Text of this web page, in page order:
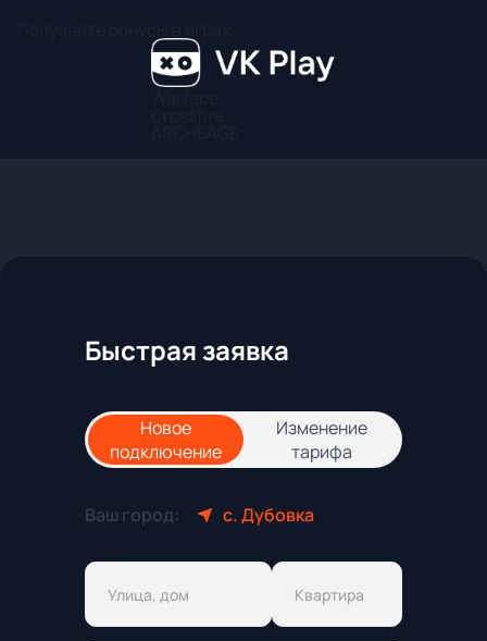
Быстрая заявка
Новое
подключение
Изменение
тарифа
Ваш город: с. Дубовка